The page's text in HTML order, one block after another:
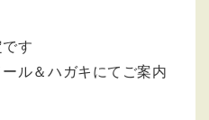
す
ル＆ハガキにてご案内